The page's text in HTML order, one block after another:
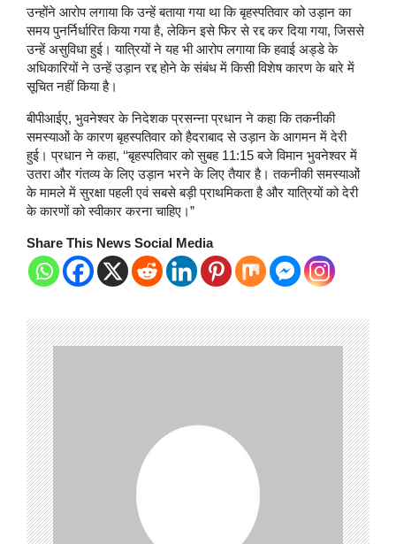
उन्होंने आरोप लगाया कि उन्हें बताया गया था कि बृहस्पतिवार को उड़ान का
समय पुनर्निर्धारित किया गया है, लेकिन इसे फिर से रद्द कर दिया गया, जिससे
उन्हें असुविधा हुई। यात्रियों ने यह भी आरोप लगाया कि हवाई अड्डे के
अधिकारियों ने उन्हें उड़ान रद्द होने के संबंध में किसी विशेष कारण के बारे में
सूचित नहीं किया है।
​​​​​​​बीपीआईए, भुवनेश्वर के निदेशक प्रसन्ना प्रधान ने कहा कि तकनीकी
समस्याओं के कारण बृहस्पतिवार को हैदराबाद से उड़ान के आगमन में देरी
हुई। प्रधान ने कहा, ‘‘बृहस्पतिवार को सुबह 11:15 बजे विमान भुवनेश्वर में
उतरा और गंतव्य के लिए उड़ान भरने के लिए तैयार है। तकनीकी समस्याओं
के मामले में सुरक्षा पहली एवं सबसे बड़ी प्राथमिकता है और यात्रियों को देरी
के कारणों को स्वीकार करना चाहिए।”
Share This News Social Media